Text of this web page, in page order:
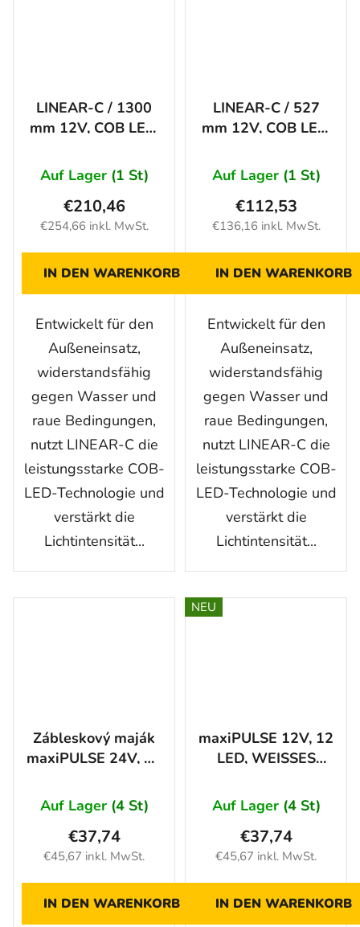
LINEAR-C / 1300
mm 12V, COB LED,
Auf Lager (1 St)
€254,66 inkl. MwSt.
€210,46
IN DEN WARENKORB
Entwickelt für den
Außeneinsatz,
widerstandsfähig
gegen Wasser und
raue Bedingungen,
nutzt LINEAR-C die
leistungsstarke COB-
LED-Technologie und
verstärkt die
Lichtintensität...
LINEAR-C / 527
mm 12V, COB LED,
Auf Lager (1 St)
€136,16 inkl. MwSt.
€112,53
IN DEN WARENKORB
Entwickelt für den
Außeneinsatz,
widerstandsfähig
gegen Wasser und
raue Bedingungen,
nutzt LINEAR-C die
leistungsstarke COB-
LED-Technologie und
verstärkt die
Lichtintensität...
Zábleskový maják
maxiPULSE 24V, 12
Auf Lager (4 St)
€45,67 inkl. MwSt.
€37,74
IN DEN WARENKORB
NEU
maxiPULSE 12V, 12
LED, WEISSES
Auf Lager (4 St)
€45,67 inkl. MwSt.
€37,74
IN DEN WARENKORB